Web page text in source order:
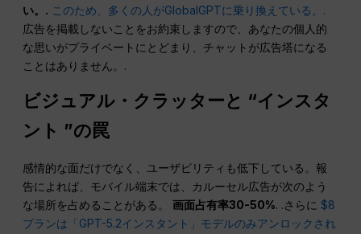
い。. このため、多くの人がGlobalGPTに乗り換えている。.
広告を掲載しないことをお約束しますので、あなたの個人的
な思いがプライベートにとどまり、チャットが広告塔になる
ことはありません。.
ビジュアル・クラッターと “インスタ
ント ”の罠
感情的な面だけでなく、ユーザビリティも低下している。報
告によれば、モバイル端末では、カルーセル広告が次のよう
な場所を占めることがある。画面占有率30-50%. .さらに $8
プランは「GPT-5.2インスタント」モデルのみアンロックされ